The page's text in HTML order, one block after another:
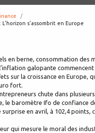
s’assombrit en Europe
en berne, consommation des
galopante
sur la croissance en Europe,
fort.
chute dans
le baromètre Ifo de confiance
surprise en avril, à 102,4 points,
qui mesure le moral des